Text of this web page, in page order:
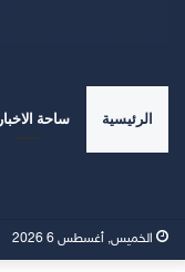
الرئيسية ساحة الاخبار
الخميس, أغسطس 6 2026